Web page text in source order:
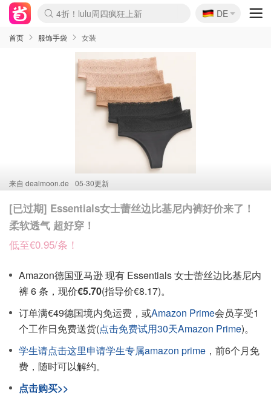
Boticinal 夏促开抢！
4折！lulu周四疯狂上新
还没结束！&OtherStories大促
Joybuy变相75折 随时失效
速领！Stanley独家85折
疑似霸哥！Camper额外叠85折
Zalando 奥莱闪促！每日更新
Moncler反季囤！5折起+叠9折
Coach Brooklyn仅€192
🇩🇪
DE
首页 服饰手袋 女装
来自 dealmoon.de 05-30更新
[已过期] Essentials女士蕾丝边比基尼内裤好价来了！
柔软透气 超好穿！
低至€0.95/条！
Amazon德国亚马逊 现有 Essentials 女士蕾丝边比基尼内
裤 6 条，现价€5.70(指导价€8.17)。
订单满€49德国境内免运费，或Amazon Prime会员享受1
个工作日免费送货(点击免费试用30天Amazon Prime)。
学生请点击这里申请学生专属amazon prime ，前6个月免
费，随时可以解约。
点击购买>>